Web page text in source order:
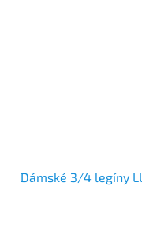
Dámské 3/4 legíny